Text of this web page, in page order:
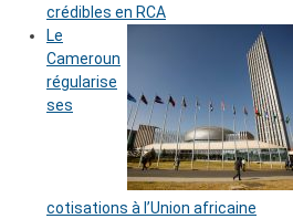
crédibles en RCA
Le
Cameroun
régularise
ses
cotisations à l’Union africaine